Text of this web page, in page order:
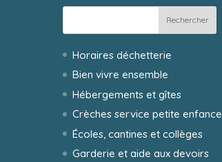
Horaires déchetterie
Bien vivre ensemble
Hébergements et gîtes
Crèches service petite enfance
Écoles, cantines et collèges
Garderie et aide aux devoirs